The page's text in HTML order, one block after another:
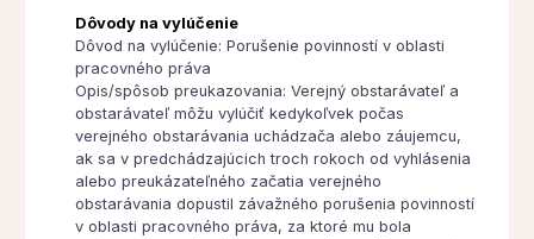
Dôvody na vylúčenie
Dôvod na vylúčenie: Porušenie povinností v oblasti
pracovného práva
Opis/spôsob preukazovania: Verejný obstarávateľ a
obstarávateľ môžu vylúčiť kedykoľvek počas
verejného obstarávania uchádzača alebo záujemcu,
ak sa v predchádzajúcich troch rokoch od vyhlásenia
alebo preukázateľného začatia verejného
obstarávania dopustil závažného porušenia povinností
v oblasti pracovného práva, za ktoré mu bola